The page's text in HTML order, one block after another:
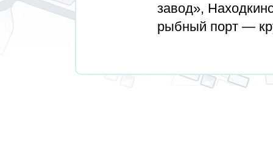
завод»,
рыбный порт —